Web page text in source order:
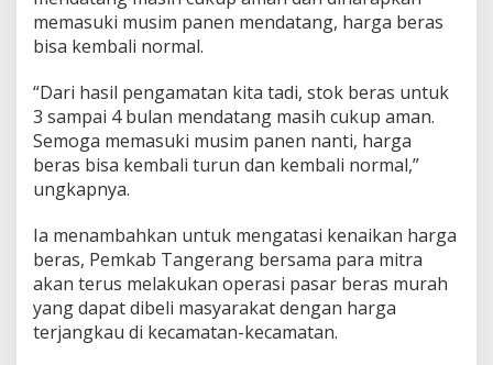
r
g
a
e
a
s
A
H
i
n
g
g
a
memasuki musim panen mendatang, harga beras
bisa kembali normal.
“Dari hasil pengamatan kita tadi, stok beras untuk
3 sampai 4 bulan mendatang masih cukup aman.
Semoga memasuki musim panen nanti, harga
beras bisa kembali turun dan kembali normal,”
ungkapnya.
Ia menambahkan untuk mengatasi kenaikan harga
beras, Pemkab Tangerang bersama para mitra
akan terus melakukan operasi pasar beras murah
yang dapat dibeli masyarakat dengan harga
terjangkau di kecamatan-kecamatan.